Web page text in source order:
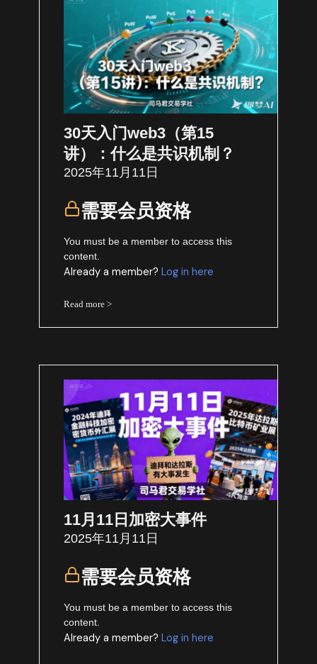
30天入门web3（第15
讲）：什么是共识机制？
2025年11月11日
需要会员资格
You must be a member to access this
content.
Already a member?Log in here
Read more >
11月11日加密大事件
2025年11月11日
需要会员资格
You must be a member to access this
content.
Already a member?Log in here